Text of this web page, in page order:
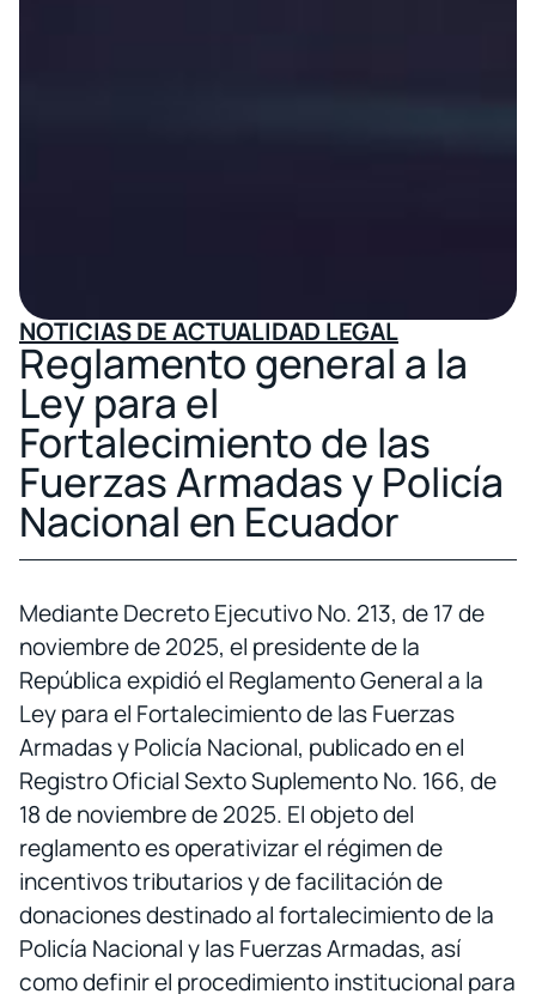
NOTICIAS DE ACTUALIDAD LEGAL
Reglamento general a la
Ley para el
Fortalecimiento de las
Fuerzas Armadas y Policía
Nacional en Ecuador
Mediante Decreto Ejecutivo No. 213, de 17 de
noviembre de 2025, el presidente de la
República expidió el Reglamento General a la
Ley para el Fortalecimiento de las Fuerzas
Armadas y Policía Nacional, publicado en el
Registro Oficial Sexto Suplemento No. 166, de
18 de noviembre de 2025. El objeto del
reglamento es operativizar el régimen de
incentivos tributarios y de facilitación de
donaciones destinado al fortalecimiento de la
Policía Nacional y las Fuerzas Armadas, así
como definir el procedimiento institucional para